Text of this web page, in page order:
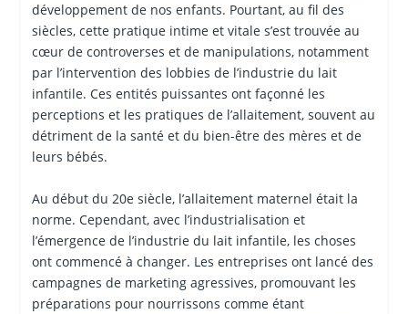
développement de nos enfants. Pourtant, au fil des
siècles, cette pratique intime et vitale s’est trouvée au
cœur de controverses et de manipulations, notamment
par l’intervention des lobbies de l’industrie du lait
infantile. Ces entités puissantes ont façonné les
perceptions et les pratiques de l’allaitement, souvent au
détriment de la santé et du bien-être des mères et de
leurs bébés.
Au début du 20e siècle, l’allaitement maternel était la
norme. Cependant, avec l’industrialisation et
l’émergence de l’industrie du lait infantile, les choses
ont commencé à changer. Les entreprises ont lancé des
campagnes de marketing agressives, promouvant les
préparations pour nourrissons comme étant